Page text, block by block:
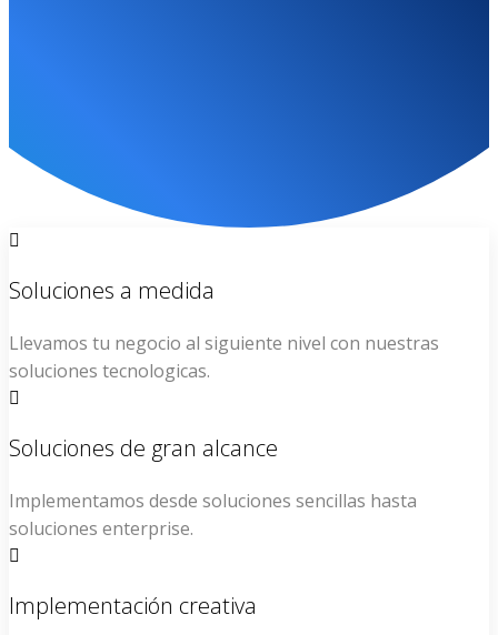
Soluciones a medida
Llevamos tu negocio al siguiente nivel con nuestras
soluciones tecnologicas.
Soluciones de gran alcance
Implementamos desde soluciones sencillas hasta
soluciones enterprise.
Implementación creativa